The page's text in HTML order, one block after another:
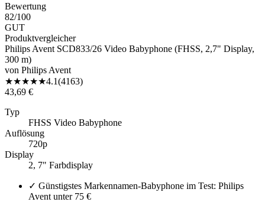
Bewertung
82/100
GUT
Produktvergleicher
Philips Avent SCD833/26 Video Babyphone (FHSS, 2,7" Display,
300 m)
von Philips Avent
★★★★★4.1(4163)
43,69 €
Typ
FHSS Video Babyphone
Auflösung
720p
Display
2, 7" Farbdisplay
✓ Günstigstes Markennamen-Babyphone im Test: Philips
Avent unter 75 €